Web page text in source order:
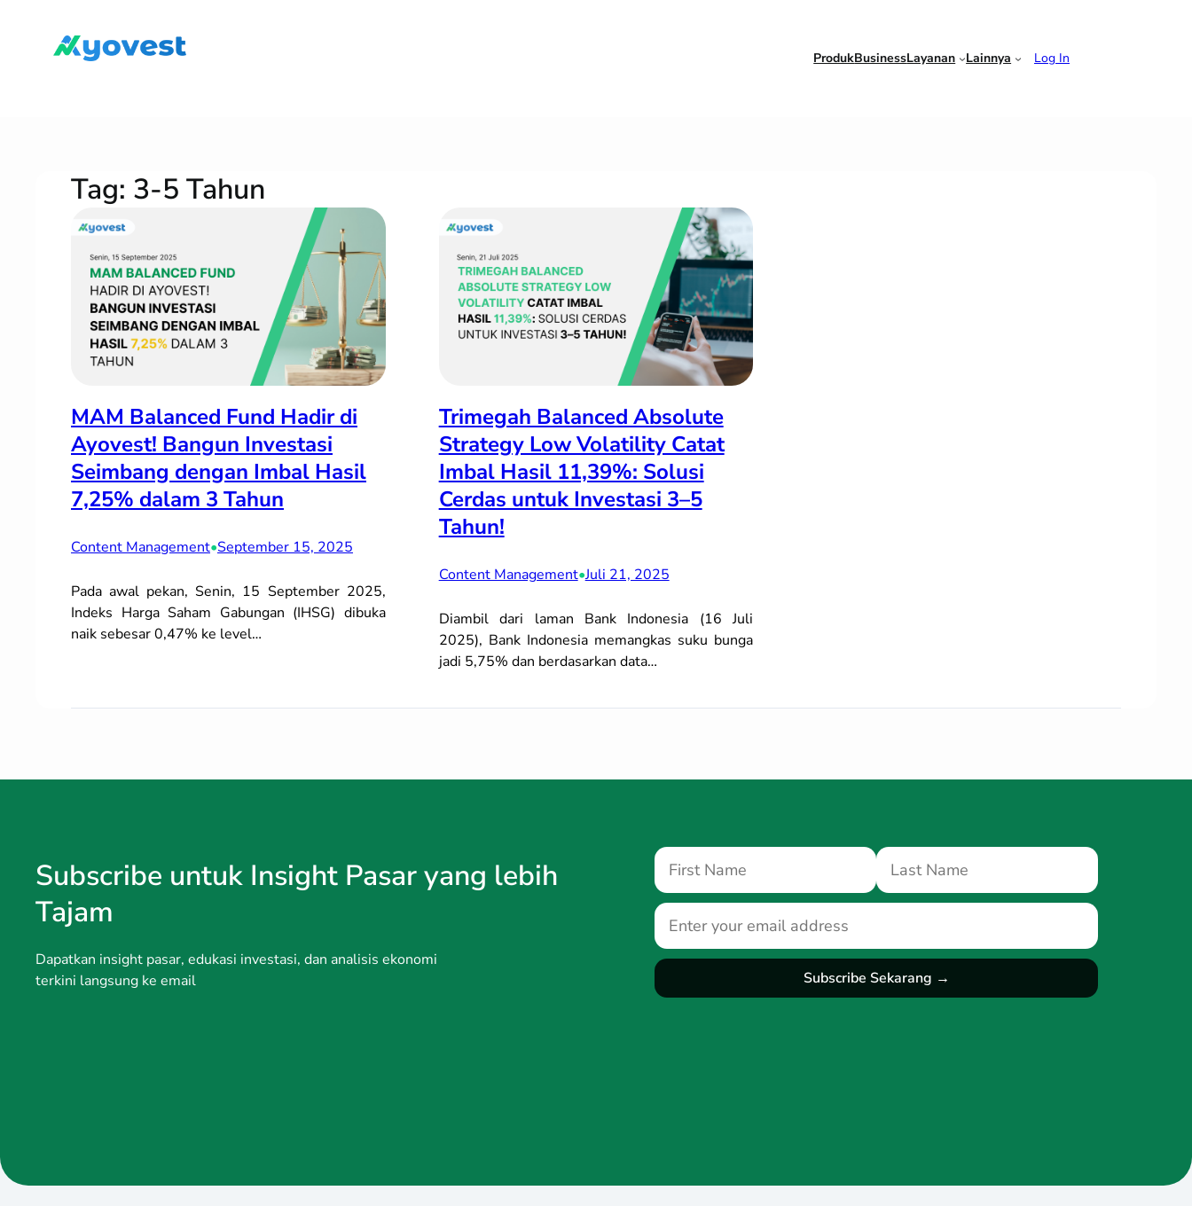
ProdukBusinessLayanan Lainnya Log In
Tag: 3-5 Tahun
MAM Balanced Fund Hadir di
Ayovest! Bangun Investasi
Seimbang dengan Imbal Hasil
7,25% dalam 3 Tahun
Content Management•September 15, 2025
Pada awal pekan, Senin, 15 September 2025,
Indeks Harga Saham Gabungan (IHSG) dibuka
naik sebesar 0,47% ke level…
Trimegah Balanced Absolute
Strategy Low Volatility Catat
Imbal Hasil 11,39%: Solusi
Cerdas untuk Investasi 3–5
Tahun!
Content Management•Juli 21, 2025
Diambil dari laman Bank Indonesia (16 Juli
2025), Bank Indonesia memangkas suku bunga
jadi 5,75% dan berdasarkan data…
Subscribe untuk Insight Pasar yang lebih
Tajam
Dapatkan insight pasar, edukasi investasi, dan analisis ekonomi
terkini langsung ke email